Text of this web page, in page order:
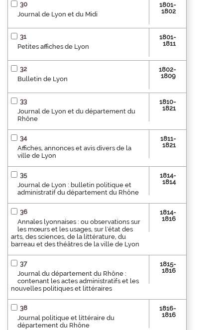
30
Journal de Lyon et du Midi
1801-
1802
31
Petites affiches de Lyon
1801-
1811
32
Bulletin de Lyon
1802-
1809
33
Journal de Lyon et du département du
Rhône
1810-
1821
34
Affiches, annonces et avis divers de la
ville de Lyon
1811-
1821
35
Journal de Lyon : bulletin politique et
administratif du département du Rhône
1814-
1814
36
Annales lyonnaises : ou observations sur
les mœurs et les usages, sur l'état des
arts, des sciences, de la littérature, du
barreau et des théâtres de la ville de Lyon
1814-
1816
37
Journal du département du Rhône :
contenant les actes administratifs et les
nouvelles politiques et littéraires
1815-
1816
38
Journal politique et littéraire du
département du Rhône
1816-
1816